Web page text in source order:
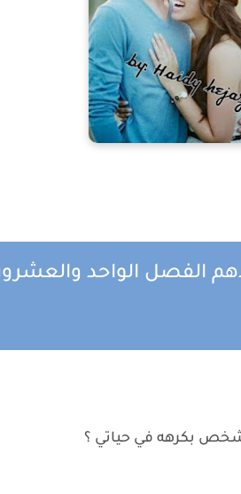
الفصل الواحد
شخص بكرهه في حياتي ؟